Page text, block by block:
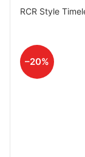
RCR Style
–20%